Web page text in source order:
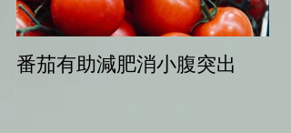
番茄有助減肥消小腹突出